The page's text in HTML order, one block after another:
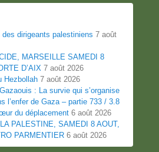
dirigeants palestiniens 7 août
MARSEILLE SAMEDI 8
D’AIX 7 août 2026
Hezbollah 7 août 2026
: La survie qui s’organise
l’enfer de Gaza – partie 733 / 3.8
du déplacement 6 août 2026
PALESTINE, SAMEDI 8 AOUT,
PARMENTIER 6 août 2026